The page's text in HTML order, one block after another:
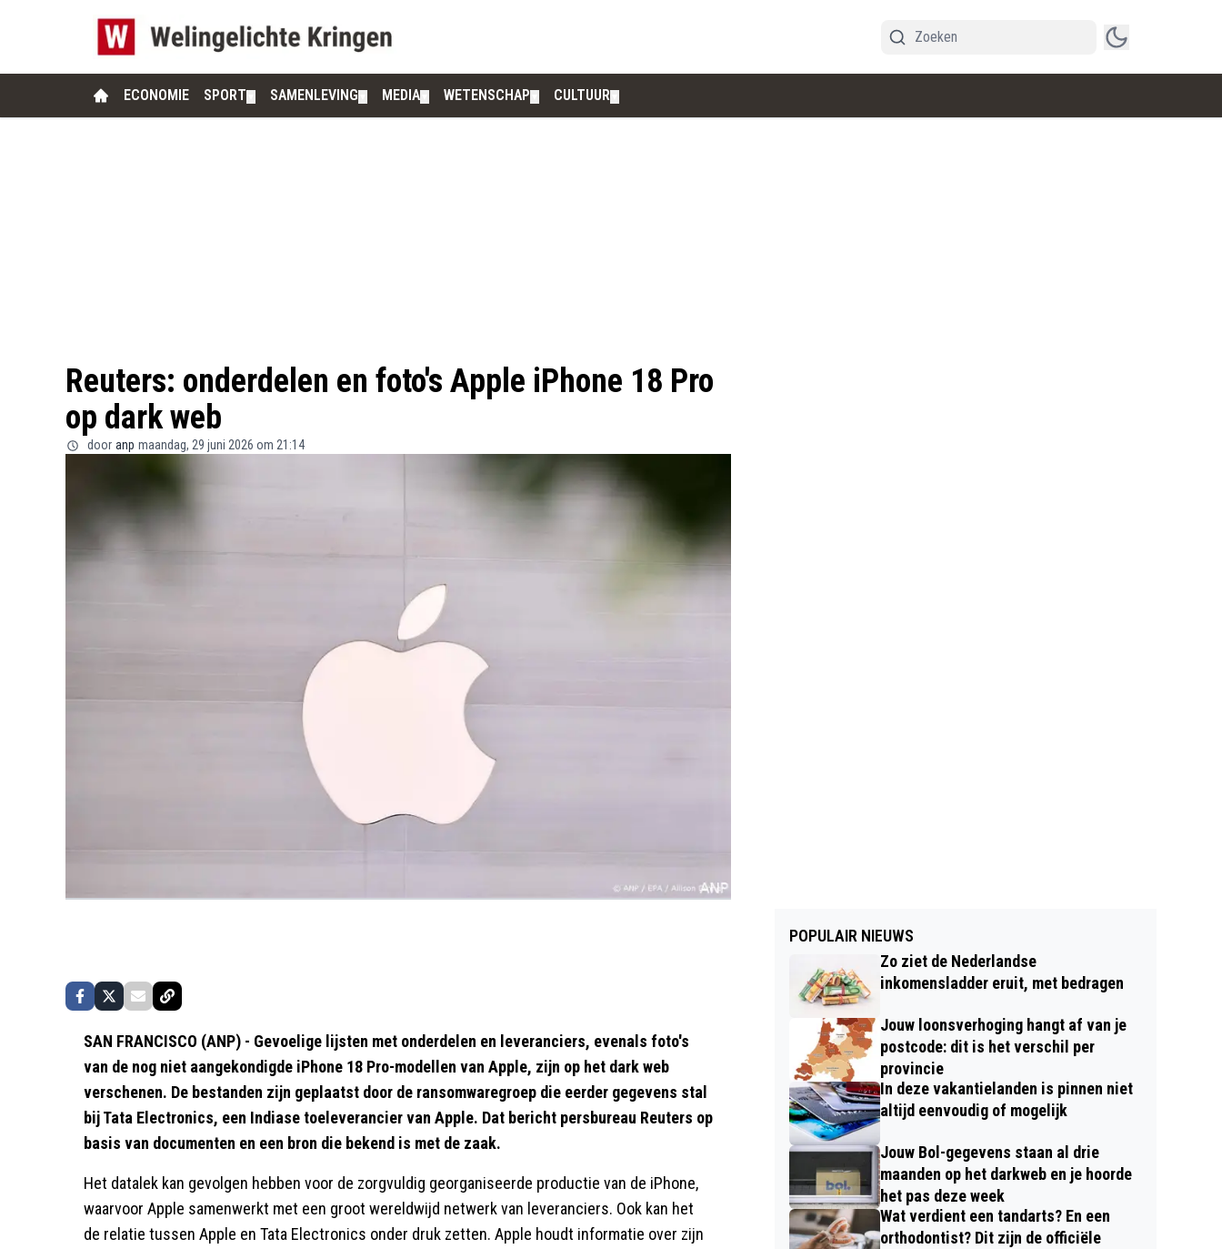
ECONOMIE SPORT SAMENLEVING MEDIA WETENSCHAP CULTUUR
Reuters: onderdelen en foto's Apple iPhone 18 Pro
op dark web
door anp maandag, 29 juni 2026 om 21:14
SAN FRANCISCO (ANP) - Gevoelige lijsten met onderdelen en leveranciers, evenals foto's
van de nog niet aangekondigde iPhone 18 Pro-modellen van Apple, zijn op het dark web
verschenen. De bestanden zijn geplaatst door de ransomwaregroep die eerder gegevens stal
bij Tata Electronics, een Indiase toeleverancier van Apple. Dat bericht persbureau Reuters op
basis van documenten en een bron die bekend is met de zaak.
Het datalek kan gevolgen hebben voor de zorgvuldig georganiseerde productie van de iPhone,
waarvoor Apple samenwerkt met een groot wereldwijd netwerk van leveranciers. Ook kan het
de relatie tussen Apple en Tata Electronics onder druk zetten. Apple houdt informatie over zijn
POPULAIR NIEUWS
Zo ziet de Nederlandse
inkomensladder eruit, met bedragen
Jouw loonsverhoging hangt af van je
postcode: dit is het verschil per
provincie
In deze vakantielanden is pinnen niet
altijd eenvoudig of mogelijk
Jouw Bol-gegevens staan al drie
maanden op het darkweb en je hoorde
het pas deze week
Wat verdient een tandarts? En een
orthodontist? Dit zijn de officiële